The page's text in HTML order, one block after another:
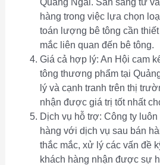
Quảng Ngãi. Sẵn sàng tư
hàng trong việc lựa chọn
toán lượng bê tông cần
mắc liên quan đến bê tông.
Giá cả hợp lý: An Hội cam
tông thương phẩm tại
lý và cạnh tranh trên thị
nhận được giá trị tốt nhất
Dịch vụ hỗ trợ: Công ty
hàng với dịch vụ sau bán
thắc mắc, xử lý các vấn đề
khách hàng nhận được sự